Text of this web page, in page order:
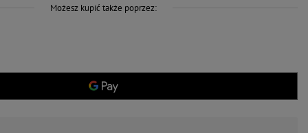
Możesz kupić także poprzez: